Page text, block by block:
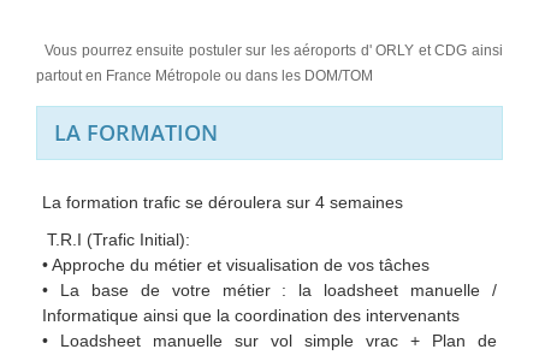
Vous pourrez ensuite postuler sur les aéroports d' ORLY et CDG ainsi
partout en France Métropole ou dans les DOM/TOM
LA FORMATION
La formation trafic se déroulera sur 4 semaines
T.R.I (Trafic Initial):
• Approche du métier et visualisation de vos tâches
• La base de votre métier : la loadsheet manuelle /
Informatique ainsi que la coordination des intervenants
• Loadsheet manuelle sur vol simple vrac + Plan de